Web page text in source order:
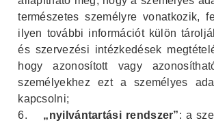
természetes személyre vonatkozik,
ilyen további információt külön
és szervezési intézkedések
hogy azonosított vagy
személyekhez ezt a személyes
kapcsolni;
6.
„nyilvántartási rendszer”: a